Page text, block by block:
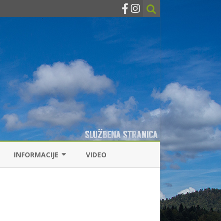
INFORMACIJE VIDEO